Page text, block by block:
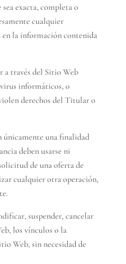
exacta, completa o
cualquier
la información contenida
través del Sitio Web
informáticos, o
derechos del Titular o
únicamente una finalidad
deben usarse ni
de una oferta de
cualquier otra operación,
suspender, cancelar
los vínculos o la
Web, sin necesidad de